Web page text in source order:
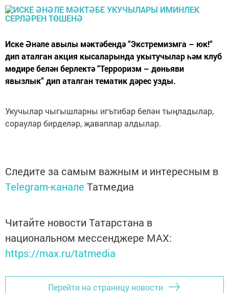
Иске Әнәле авылы мәктәбендә “Экстремизмга – юк!“
дип аталган акция кысаларында укытучылар һәм клуб
мөдире белән берлектә “Терроризм – дөньяви
явызлык“ дип аталган тематик дәрес узды.
Укучылар чыгышларны игътибар белән тыңладылар,
сораулар бирделәр, җаваплар алдылар.
Следите за самым важным и интересным в
Telegram-канале Татмедиа
Читайте новости Татарстана в
национальном мессенджере MАХ:
https://max.ru/tatmedia
Перейти на страницу новости